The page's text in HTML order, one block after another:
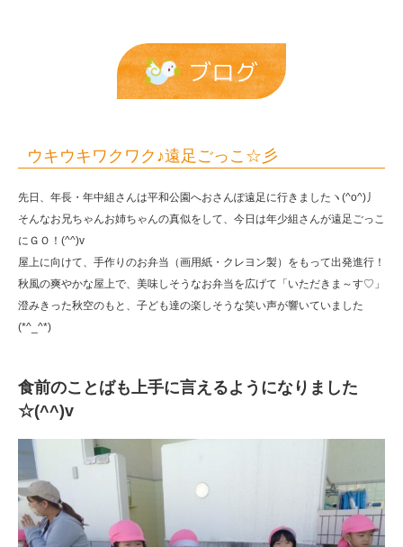
彡
|
報
保
育
園
ブログ
ウキウキワクワク♪遠足ごっこ☆彡
先日、年長・年中組さんは平和公園へおさんぽ遠足に行きましたヽ(^o^)丿
そんなお兄ちゃんお姉ちゃんの真似をして、今日は年少組さんが遠足ごっこ
にＧＯ！(^^)v
屋上に向けて、手作りのお弁当（画用紙・クレヨン製）をもって出発進行！
秋風の爽やかな屋上で、美味しそうなお弁当を広げて「いただきま～す♡」
澄みきった秋空のもと、子ども達の楽しそうな笑い声が響いていました
(*^_^*)
食前のことばも上手に言えるようになりました
☆(^^)v